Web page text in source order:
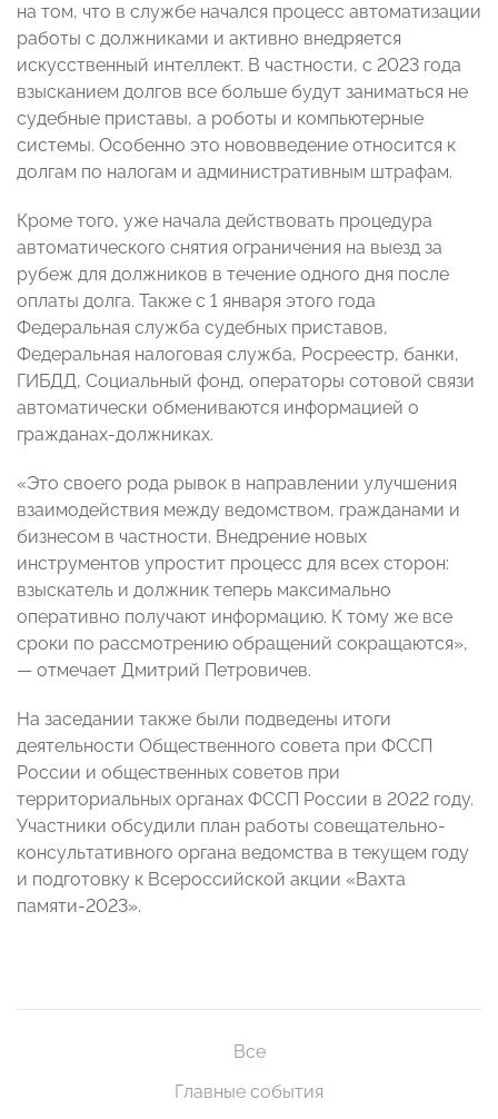
на том, что в службе начался процесс автоматизации
работы с должниками и активно внедряется
искусственный интеллект. В частности, с 2023 года
взысканием долгов все больше будут заниматься не
судебные приставы, а роботы и компьютерные
системы. Особенно это нововведение относится к
долгам по налогам и административным штрафам.
Кроме того, уже начала действовать процедура
автоматического снятия ограничения на выезд за
рубеж для должников в течение одного дня после
оплаты долга. Также с 1 января этого года
Федеральная служба судебных приставов,
Федеральная налоговая служба, Росреестр, банки,
ГИБДД, Социальный фонд, операторы сотовой связи
автоматически обмениваются информацией о
гражданах-должниках.
«Это своего рода рывок в направлении улучшения
взаимодействия между ведомством, гражданами и
бизнесом в частности. Внедрение новых
инструментов упростит процесс для всех сторон:
взыскатель и должник теперь максимально
оперативно получают информацию. К тому же все
сроки по рассмотрению обращений сокращаются»,
— отмечает Дмитрий Петровичев.
На заседании также были подведены итоги
деятельности Общественного совета при ФССП
России и общественных советов при
территориальных органах ФССП России в 2022 году.
Участники обсудили план работы совещательно-
консультативного органа ведомства в текущем году
и подготовку к Всероссийской акции «Вахта
памяти-2023».
Все
Главные события